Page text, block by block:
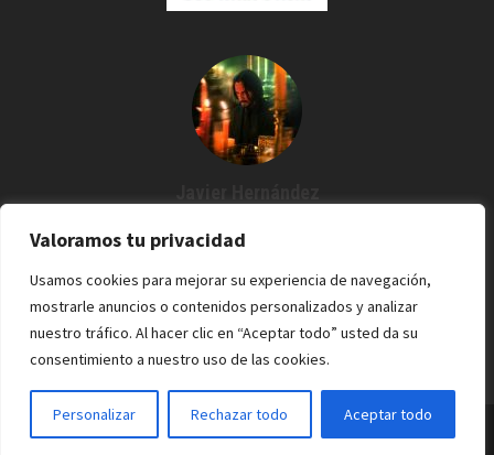
Valoramos tu privacidad
Usamos cookies para mejorar su experiencia de navegación,
mostrarle anuncios o contenidos personalizados y analizar
nuestro tráfico. Al hacer clic en “Aceptar todo” usted da su
consentimiento a nuestro uso de las cookies.
Personalizar Rechazar todo Aceptar todo
Javier Hernández
entonces estoy por aquí. Cine / Rock /Pixel.
Espartanos del Cine - 2022